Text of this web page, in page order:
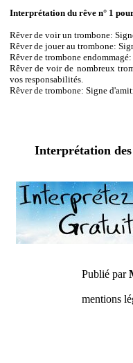
Interprétation du rêve n° 1
Rêver de voir un trombone:
Rêver de jouer au trombone:
Rêver de trombone
Rêver de voir de nombreux
vos responsabilités.
Rêver de trombone: Signe
Interprétation
Publié par
mentions